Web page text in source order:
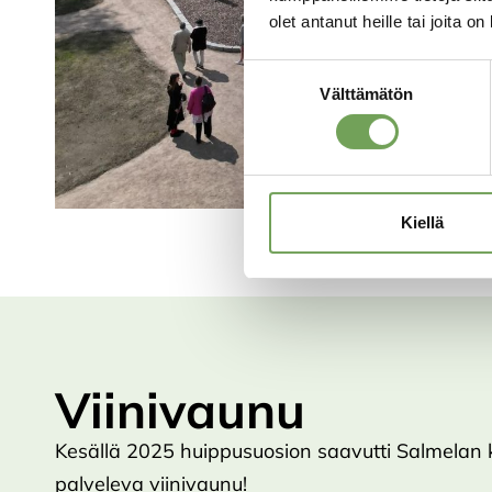
olet antanut heille tai joita
Suostumuksen
Välttämätön
Kiellä
Viinivaunu
Kesällä 2025 huippusuosion saavutti
palveleva viinivaunu!